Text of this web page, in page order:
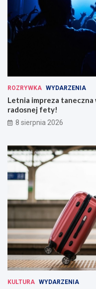
ROZRYWKA WYDARZENIA
Letnia impreza taneczna
radosnej fety!
8 sierpnia 2026
KULTURA WYDARZENIA